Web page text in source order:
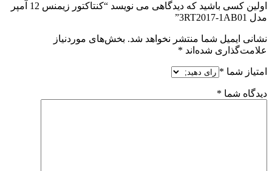
اولین کسی باشید که دیدگاهی می نویسد “کنتاکتور زیمنس 12 آمپر
مدل 3RT2017-1AB01”
نشانی ایمیل شما منتشر نخواهد شد. بخش‌های موردنیاز
علامت‌گذاری شده‌اند *
امتیاز شما *
دیدگاه شما *